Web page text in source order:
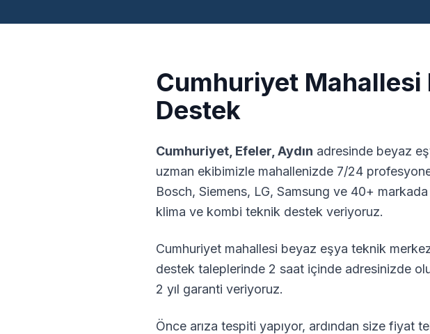
Cumhuriyet Mahallesi
Destek
Cumhuriyet Efeler Aydın adresinde beyaz
uzman ekibimizle mahallenizde 7/24
Bosch, Siemens, LG, Samsung ve 40+
klima ve kombi teknik destek veriyoruz.
Cumhuriyet mahallesi beyaz eşya teknik
destek taleplerinde 2 saat içinde adresinizde
2 yıl garanti veriyoruz.
Önce arıza tespiti yapıyor, ardından size fiyat